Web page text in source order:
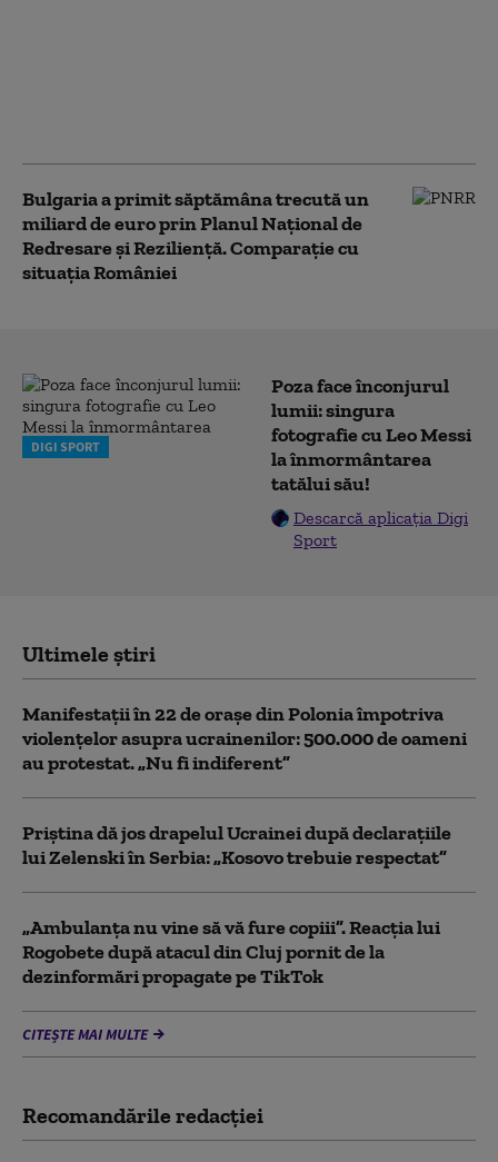
Bulgaria a primit săptămâna trecută un
miliard de euro prin Planul Naţional de
Redresare şi Rezilienţă. Comparație cu
situația României
DIGI SPORT
Poza face înconjurul
lumii: singura
fotografie cu Leo Messi
la înmormântarea
tatălui său!
Descarcă aplicația Digi
Sport
Ultimele știri
Manifestații în 22 de orașe din Polonia împotriva
violențelor asupra ucrainenilor: 500.000 de oameni
au protestat. „Nu fi indiferent”
Priștina dă jos drapelul Ucrainei după declarațiile
lui Zelenski în Serbia: „Kosovo trebuie respectat”
„Ambulanța nu vine să vă fure copiii”. Reacția lui
Rogobete după atacul din Cluj pornit de la
dezinformări propagate pe TikTok
CITEȘTE MAI MULTE
Recomandările redacţiei